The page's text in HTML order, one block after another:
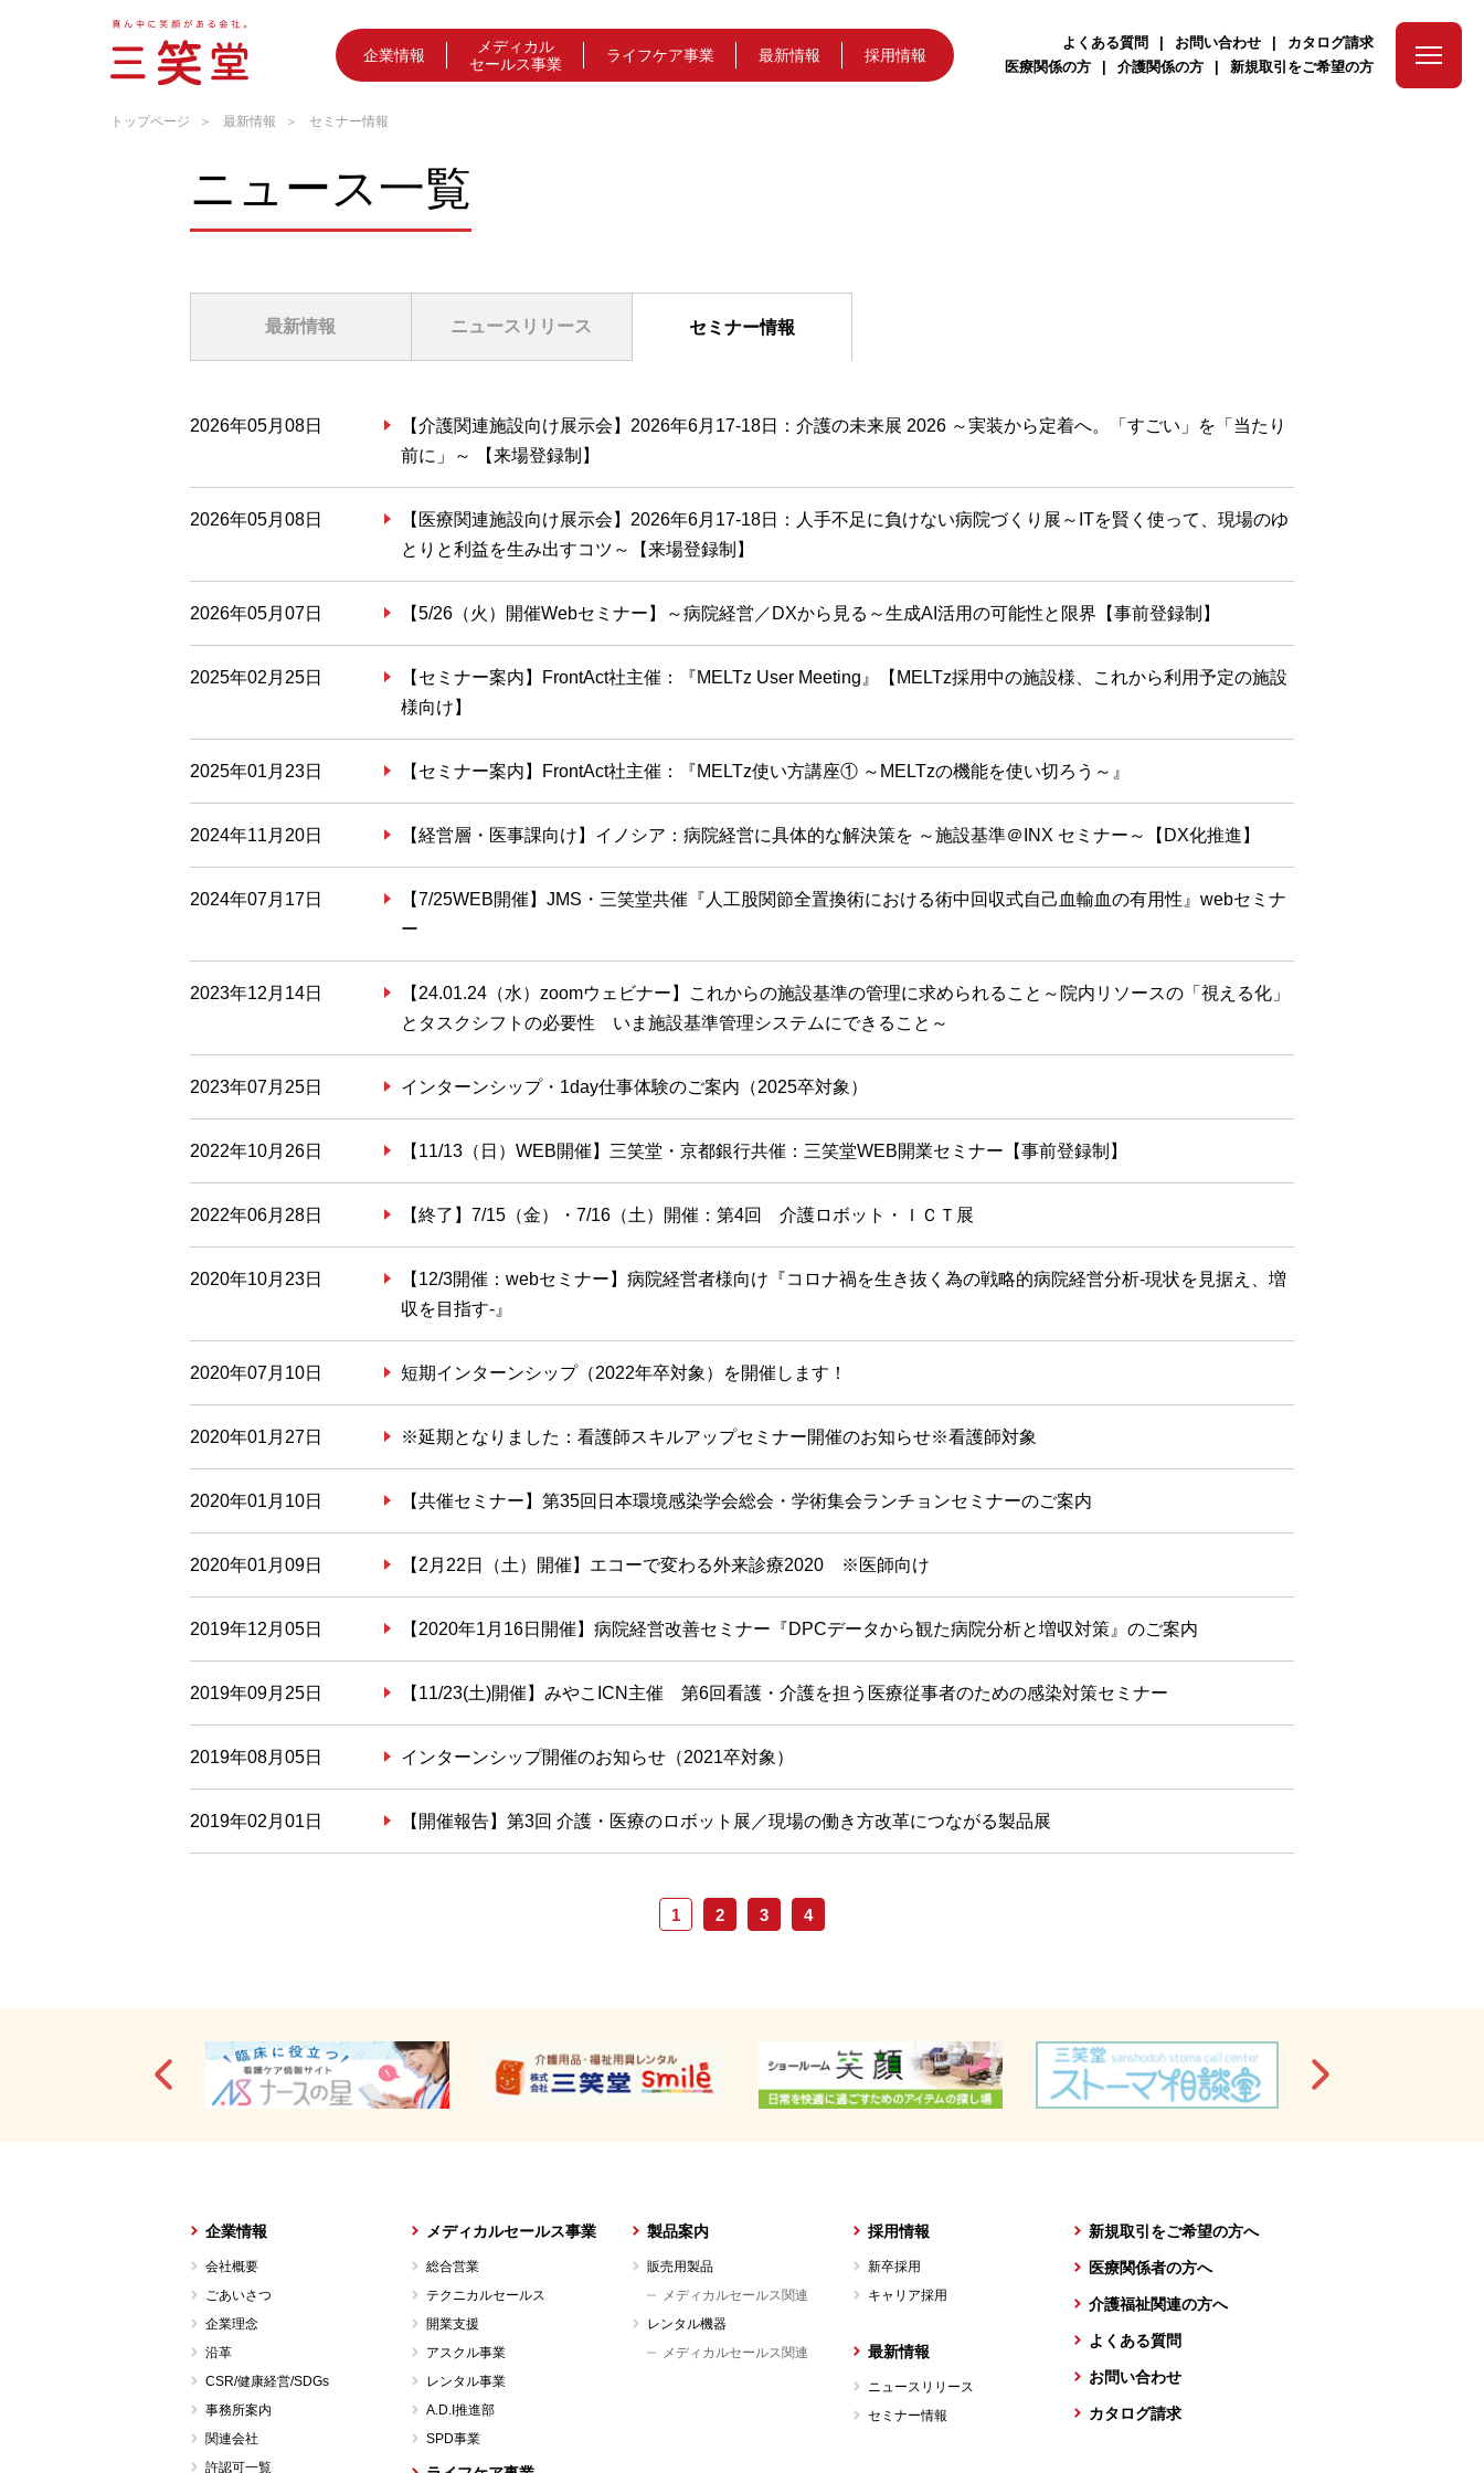
よくある質問 お問い合わせ
カタログ請求
医療関係の方
介護関係の方 新規取引をご希望の方
企業情報
メディカル
セールス事業
ライフケア事業 最新情報 採用情報
トップページ 最新情報 セミナー情報
ニュース一覧
最新情報 ニュースリリース セミナー情報
2026年05月08日
【介護関連施設向け展示会】2026年6月17-18日：介護の未来展 2026 ～実装から定着へ。「すごい」を「当たり
前に」～ 【来場登録制】
2026年05月08日
【医療関連施設向け展示会】2026年6月17-18日：人手不足に負けない病院づくり展～ITを賢く使って、現場のゆ
とりと利益を生み出すコツ～【来場登録制】
2026年05月07日 【5/26（火）開催Webセミナー】～病院経営／DXから見る～生成AI活用の可能性と限界【事前登録制】
2025年02月25日
【セミナー案内】FrontAct社主催：『MELTz User Meeting』【MELTz採用中の施設様、これから利用予定の施設
様向け】
2025年01月23日 【セミナー案内】FrontAct社主催：『MELTz使い方講座① ～MELTzの機能を使い切ろう～』
2024年11月20日 【経営層・医事課向け】イノシア：病院経営に具体的な解決策を ～施設基準＠INX セミナー～【DX化推進】
2024年07月17日
【7/25WEB開催】JMS・三笑堂共催『人工股関節全置換術における術中回収式自己血輸血の有用性』webセミナ
ー
2023年12月14日
【24.01.24（水）zoomウェビナー】これからの施設基準の管理に求められること～院内リソースの「視える化」
とタスクシフトの必要性 いま施設基準管理システムにできること～
2023年07月25日 インターンシップ・1day仕事体験のご案内（2025卒対象）
2022年10月26日 【11/13（日）WEB開催】三笑堂・京都銀行共催：三笑堂WEB開業セミナー【事前登録制】
2022年06月28日 【終了】7/15（金）・7/16（土）開催：第4回 介護ロボット・ＩＣＴ展
2020年10月23日
【12/3開催：webセミナー】病院経営者様向け『コロナ禍を生き抜く為の戦略的病院経営分析-現状を見据え、増
収を目指す-』
2020年07月10日 短期インターンシップ（2022年卒対象）を開催します！
2020年01月27日 ※延期となりました：看護師スキルアップセミナー開催のお知らせ※看護師対象
2020年01月10日 【共催セミナー】第35回日本環境感染学会総会・学術集会ランチョンセミナーのご案内
2020年01月09日 【2月22日（土）開催】エコーで変わる外来診療2020 ※医師向け
2019年12月05日 【2020年1月16日開催】病院経営改善セミナー『DPCデータから観た病院分析と増収対策』のご案内
2019年09月25日 【11/23(土)開催】みやこICN主催 第6回看護・介護を担う医療従事者のための感染対策セミナー
2019年08月05日 インターンシップ開催のお知らせ（2021卒対象）
2019年02月01日 【開催報告】第3回 介護・医療のロボット展／現場の働き方改革につながる製品展
1 2 3 4
企業情報
会社概要
ごあいさつ
企業理念
沿革
CSR/健康経営/SDGs
事務所案内
関連会社
許認可一覧
メディカルセールス事業
総合営業
テクニカルセールス
開業支援
アスクル事業
レンタル事業
A.D.I推進部
SPD事業
製品案内
販売用製品
メディカルセールス関連
レンタル機器
メディカルセールス関連
採用情報
新卒採用
キャリア採用
最新情報
ニュースリリース
セミナー情報
新規取引をご希望の方へ
医療関係者の方へ
介護福祉関連の方へ
よくある質問
お問い合わせ
カタログ請求